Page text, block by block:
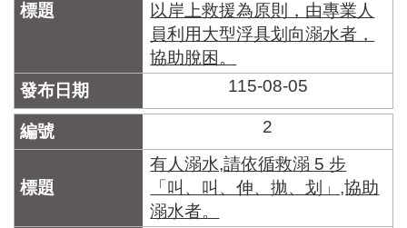
索
文
化
局
資
以岸上救援為原則，由專業人
員利用大型浮具划向溺水者，
協助脫困。
115-08-05
2
有人溺水,請依循救溺 5 步
「叫、叫、伸、拋、划」,協助
溺水者。